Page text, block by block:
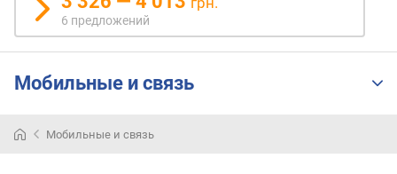
р
м
т
6 предложений
Мобильные и связь
Мобильные и связь